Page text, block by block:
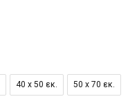
40 x 50 εκ. 50 x 70 εκ.